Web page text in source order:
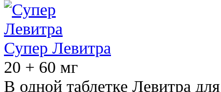
Супер Левитра
20 + 60 мг
В одной таблетке Левитра